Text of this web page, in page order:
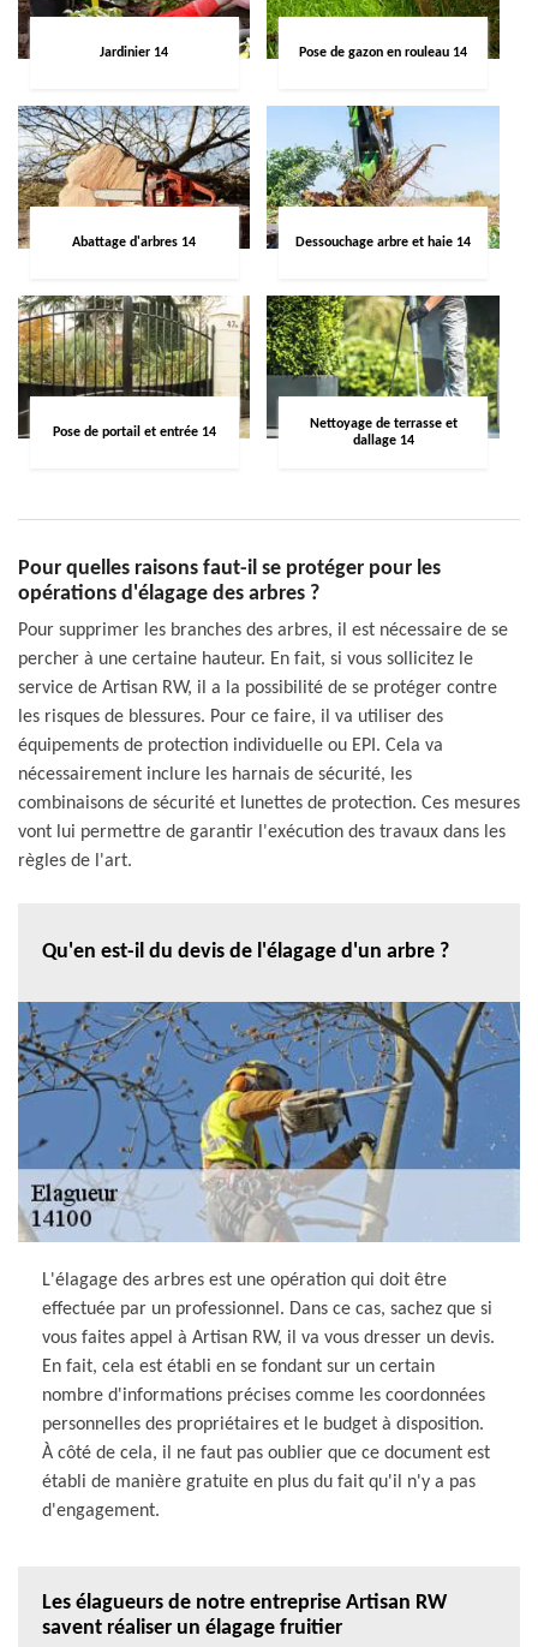
Jardinier 14 Pose de gazon en rouleau 14
Abattage d'arbres 14 Dessouchage arbre et haie 14
Pose de portail et entrée 14
Nettoyage de terrasse et
dallage 14
Pour quelles raisons faut-il se protéger pour les
opérations d'élagage des arbres ?
Pour supprimer les branches des arbres, il est nécessaire de se
percher à une certaine hauteur. En fait, si vous sollicitez le
service de Artisan RW, il a la possibilité de se protéger contre
les risques de blessures. Pour ce faire, il va utiliser des
équipements de protection individuelle ou EPI. Cela va
nécessairement inclure les harnais de sécurité, les
combinaisons de sécurité et lunettes de protection. Ces mesures
vont lui permettre de garantir l'exécution des travaux dans les
règles de l'art.
Qu'en est-il du devis de l'élagage d'un arbre ?
L'élagage des arbres est une opération qui doit être
effectuée par un professionnel. Dans ce cas, sachez que si
vous faites appel à Artisan RW, il va vous dresser un devis.
En fait, cela est établi en se fondant sur un certain
nombre d'informations précises comme les coordonnées
personnelles des propriétaires et le budget à disposition.
À côté de cela, il ne faut pas oublier que ce document est
établi de manière gratuite en plus du fait qu'il n'y a pas
d'engagement.
Les élagueurs de notre entreprise Artisan RW
savent réaliser un élagage fruitier